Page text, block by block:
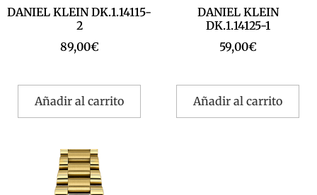
DANIEL KLEIN DK.1.14115-
2
89,00€
Añadir al carrito
DANIEL KLEIN
DK.1.14125-1
59,00€
Añadir al carrito